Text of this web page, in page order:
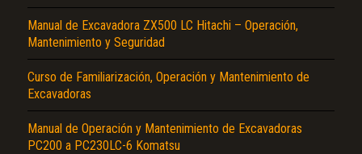
Manual de Excavadora ZX500 LC Hitachi – Operación,
Mantenimiento y Seguridad
Curso de Familiarización, Operación y Mantenimiento de
Excavadoras
Manual de Operación y Mantenimiento de Excavadoras
PC200 a PC230LC-6 Komatsu